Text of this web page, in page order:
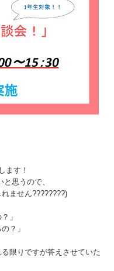
ます！
思うので、
ません????????)
」
？」
限りですが答えさせていた